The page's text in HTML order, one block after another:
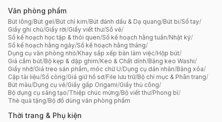
Văn phòng phẩm
Bút lông/Bút gel/Bút chì kim/Bút đánh dấu & Dạ quang/Bút bi/Sổ tay/
Giấy ghi chú/Giấy rời/Giấy viết thư/Sổ vẽ/
Sổ kế hoạch học tập & thói quen/Sổ kế hoạch hằng tuần/Nhật ký/
Sổ kế hoạch hằng ngày/Sổ kế hoạch hằng tháng/
Dụng cụ văn phòng nhỏ/Khay sắp xếp bàn làm việc/Hộp bút/
Giá cắm bút/Bộ kẹp & dập ghim/Keo & Chất dính/Băng keo Washi/
Giấy nhớ/Giá treo sản phẩm, móc chữ U/Dụng cụ dán nhãn/Băng xóa/
Cặp tài liệu/Sổ còng/Giá giữ hồ sơ/File lưu trữ/Bộ chỉ mục & Phân trang/
Bút màu/Dụng cụ vẽ/Giấy gấp Origami/Giấy thủ công/
Bộ dụng cụ sáng tạo/Thiệp chúc mừng/Bộ viết thư/Phong bì/
Thẻ quà tặng/Bộ đồ dùng văn phòng phẩm
Thời trang & Phụ kiện